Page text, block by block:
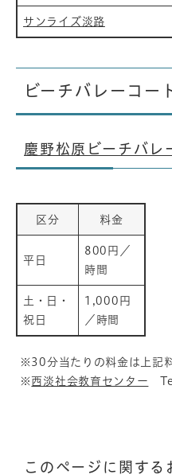
サンライズ淡路
ビーチバレーコー
慶野松原ビーチバレ
区分 料金
平日
800円／
時間
土・日・
祝日
1,000円
／時間
※30分当たりの料金は上記
※ 西淡社会教育センター
このページに関する